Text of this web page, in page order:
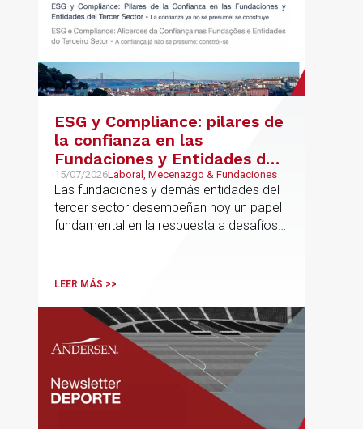
ESG y Compliance: pilares de
la confianza en las
Fundaciones y Entidades del
Tercer Sector – La confianza
ya no se presume, se
construye
15/07/2026Laboral, Mecenazgo & Fundaciones
Las fundaciones y demás entidades del
tercer sector desempeñan hoy un papel
fundamental en la respuesta a desafíos
LEER MÁS >>